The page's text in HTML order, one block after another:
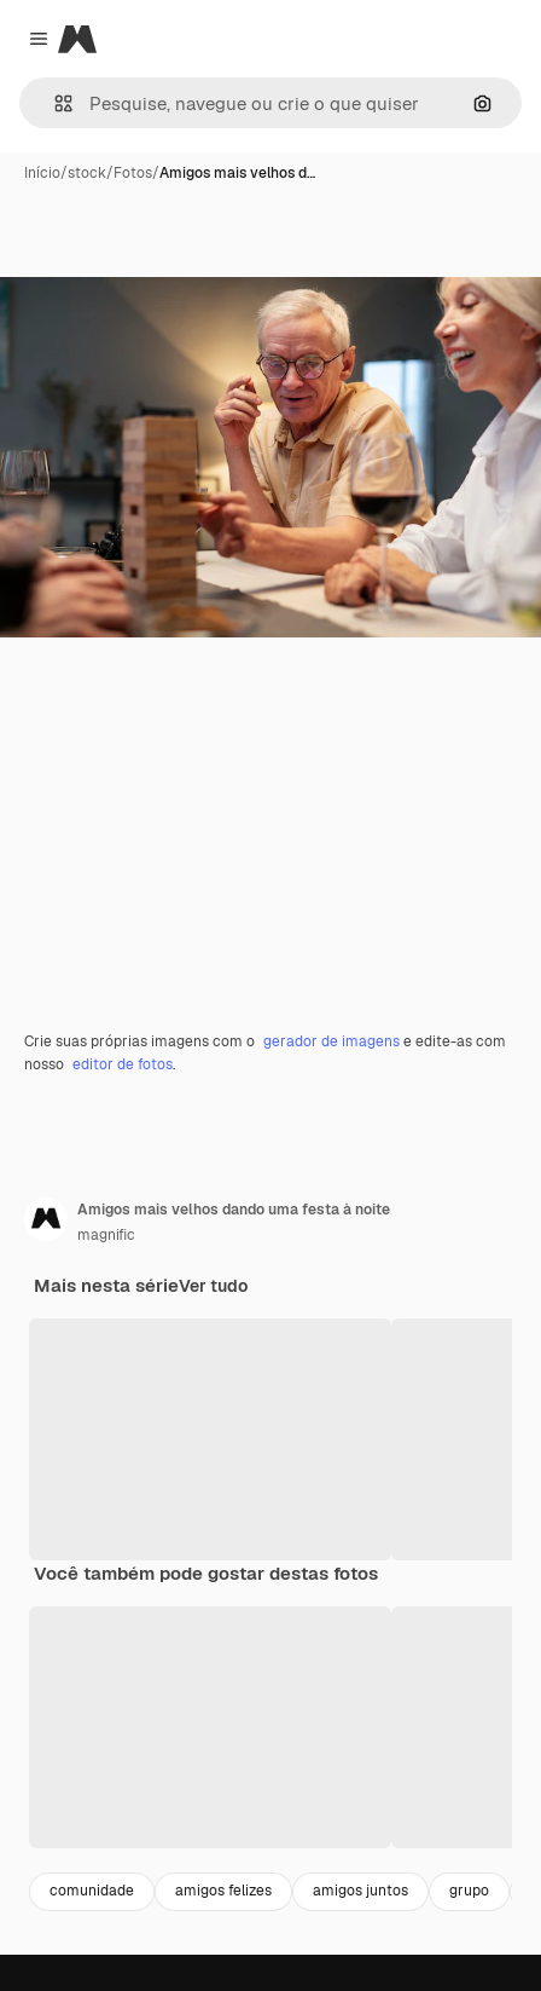
Close menu
Magnific
Início/stock/Fotos/Amigos mais velhos d…
Crie suas próprias imagens com o gerador de imagense edite-as com
nosso editor de fotos.
Amigos mais velhos dando uma festa à noite
magnific
Mais nesta sérieVer tudo
Você também pode gostar destas fotos
comunidade amigos felizes amigos juntos grupo